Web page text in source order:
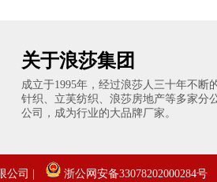
关于浪莎集团
成立于1995年，经过浪莎人三十年不断
针织、立芙纺织、浪莎房地产等多家分
公司，成为行业的大品牌厂家。
公司 | 浙公网安备33078202000284号